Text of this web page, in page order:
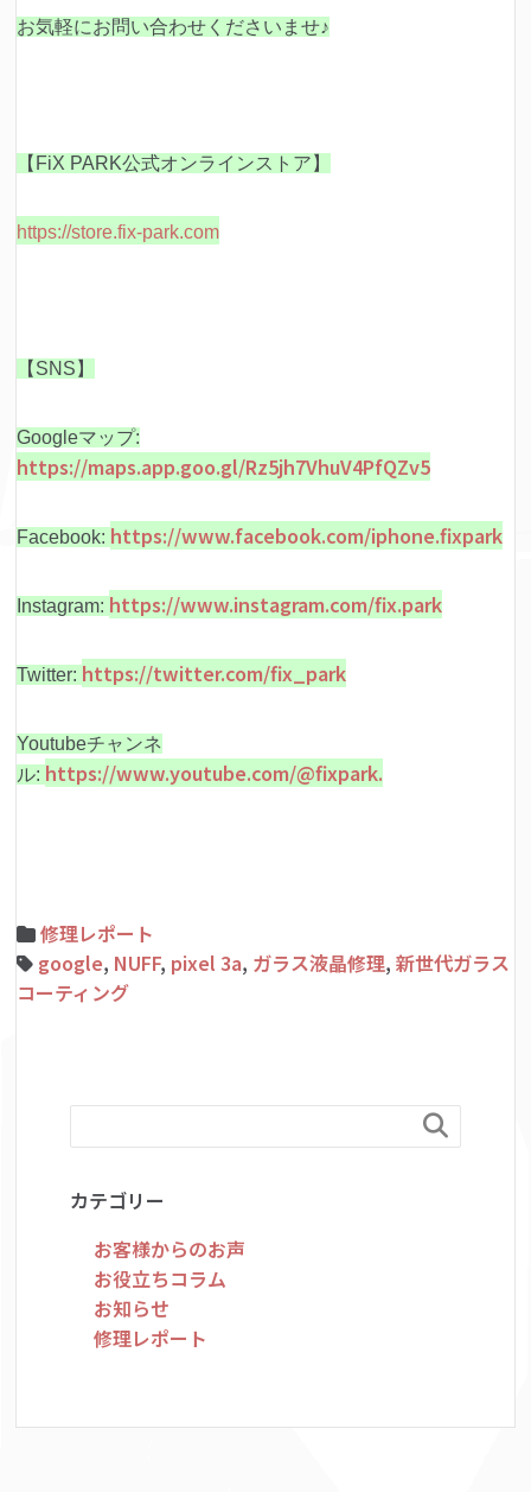
お気軽にお問い合わせくださいませ♪
【FiX PARK公式オンラインストア】
https://store.fix-park.com
【SNS】
Googleマップ:
https://maps.app.goo.gl/Rz5jh7VhuV4PfQZv5
Facebook: https://www.facebook.com/iphone.fixpark
Instagram: https://www.instagram.com/fix.park
Twitter: https://twitter.com/fix_park
Youtubeチャンネ
ル: https://www.youtube.com/@fixpark.
修理レポート
google, NUFF, pixel 3a, ガラス液晶修理,新世代ガラス
コーティング

カテゴリー
お客様からのお声
お役立ちコラム
お知らせ
修理レポート